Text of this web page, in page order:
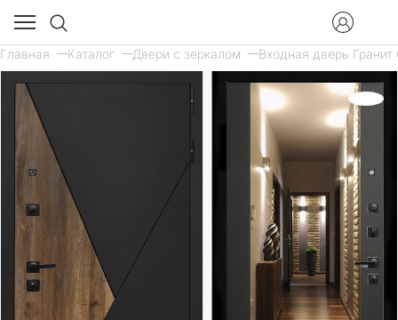
Главная Каталог Двери с зеркалом Входная дверь